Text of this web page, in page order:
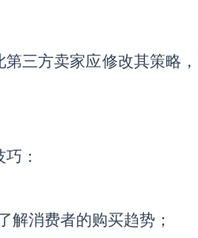
三方卖家应修改其策略
：
解消费者的购买趋势；